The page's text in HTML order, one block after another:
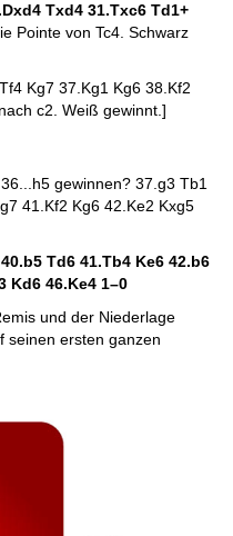
Txd4 31.Txc6 Td1+
Pointe von Tc4. Schwarz
Kg7 37.Kg1 Kg6 38.Kf2
c2. Weiß gewinnt.]
gewinnen? 37.g3 Tb1
41.Kf2 Kg6 42.Ke2 Kxg5
Td6 41.Tb4 Ke6 42.b6
Kd6 46.Ke4 1–0
und der Niederlage
seinen ersten ganzen